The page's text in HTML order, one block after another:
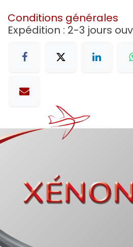
Conditions générales
Expédition : 2-3 jours